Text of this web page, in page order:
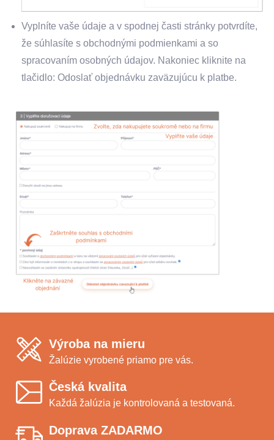
Vyplníte vaše údaje a v spodnej časti stránky potvrdíte,
že súhlasíte s obchodnými podmienkami a so
spracovaním osobných údajov. Nakoniec kliknite na
tlačidlo: Odoslať objednávku zaväzujúcu k platbe.
Výroba na mieru
Žalúzie vyrobené priamo pre vás.
Česká kvalita
Každá žalúzia je kontrolovaná a testovaná.
Doprava ZADARMO